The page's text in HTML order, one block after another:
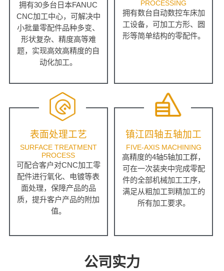
拥有30多台日本FANUC
CNC加工中心，可解决中
小批量零配件品种多变、
形状复杂、精度高等难
题，实现高效高精度的自
动化加工。
PROCESSING
拥有数台自动数控车床加
工设备，可加工方形、圆
形等简单结构的零配件。
表面处理工艺
SURFACE TREATMENT
PROCESS
可配合客户对CNC加工零
配件进行氧化、电镀等表
面处理，保障产品的品
质，提升客户产品的附加
值。
镇江四轴五轴加工
FIVE-AXIS MACHINING
高精度的4轴5轴加工群，
可在一次装夹中完成零配
件的全部机械加工工序，
满足从粗加工到精加工的
所有加工要求。
公司实力